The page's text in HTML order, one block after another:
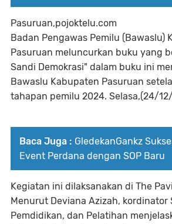
Pasuruan,pojoktelu.com
Badan Pengawas Pemilu (Bawaslu)
Pasuruan meluncurkan buku yang
Sandi Demokrasi" dalam buku ini
Bawaslu Kabupaten Pasuruan
tahapan pemilu 2024. Selasa,(24/
Baca Juga : GledekanGankz
Event Perdana dengan SOP Baru
Kegiatan ini dilaksanakan di The
Menurut Deviana Azizah, kordinator
Pemdidikan, dan Pelatihan